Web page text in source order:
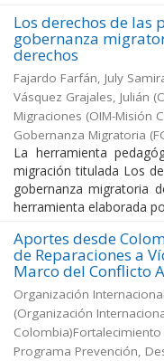
Los derechos de las
gobernanza
derechos
Fajardo Farfán, July
Vásquez Grajales, Julián (
Migraciones (OIM-Misión
Gobernanza Migratoria
La herramienta
migración titulada Los
gobernanza migratoria
herramienta elaborada
Aportes desde
de Reparaciones a
Marco del Conflicto
Organización
(Organización
Programa Prevención,